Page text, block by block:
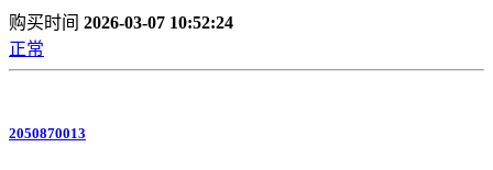
购买时间 2026-03-07 10:52:24
正常
2050870013